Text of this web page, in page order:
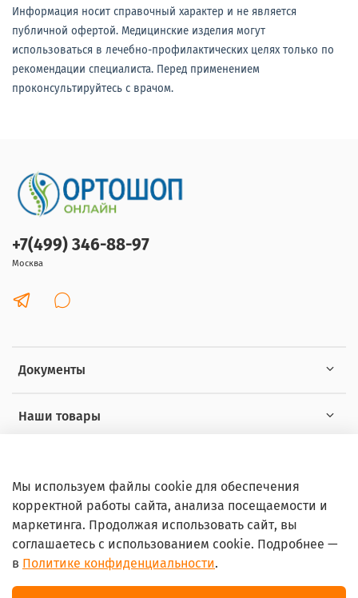
Информация носит справочный характер и не является
публичной офертой. Медицинские изделия могут
использоваться в лечебно-профилактических целях только по
рекомендации специалиста. Перед применением
проконсультируйтесь с врачом.
Документы
Наши товары
+7(499) 346-88-97
Москва
© 2026 Любое использование контента без письменного
разрешения запрещено
Мы используем файлы cookie для обеспечения
корректной работы сайта, анализа посещаемости и
маркетинга. Продолжая использовать сайт, вы
соглашаетесь с использованием cookie. Подробнее —
в Политике конфиденциальности.